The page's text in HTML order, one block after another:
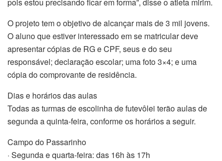
O projeto tem o objetivo de alcançar mais de 3 mil jovens.
O aluno que estiver interessado em se matricular deve
apresentar cópias de RG e CPF, seus e do seu
responsável; declaração escolar; uma foto 3×4; e uma
cópia do comprovante de residência.
Dias e horários das aulas
Todas as turmas de escolinha de futevôlei terão aulas de
segunda a quinta-feira, conforme os horários a seguir.
Campo do Passarinho
· Segunda e quarta-feira: das 16h às 17h